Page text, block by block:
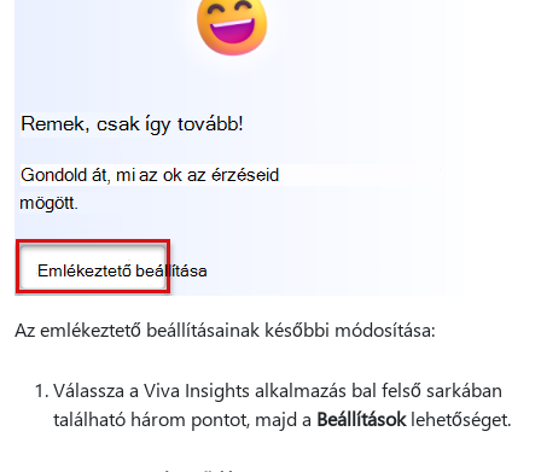
Az emlékeztető beállításainak későbbi módosítása:
Válassza a Viva Insights alkalmazás bal felső sarkában
található három pontot, majd a Beállításoklehetőséget.